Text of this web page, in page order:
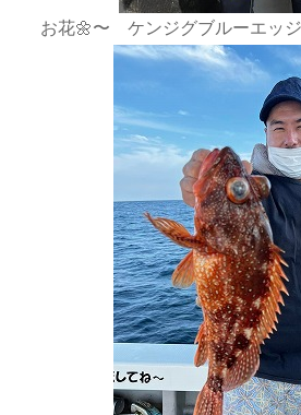
お花🌼〜 ケンジグブルーエッ